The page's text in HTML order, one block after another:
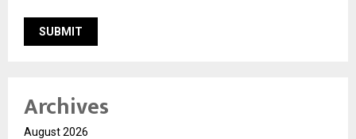
Archives
August 2026